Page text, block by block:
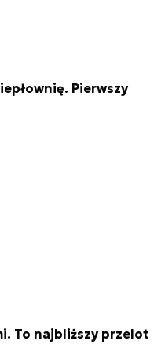
Pierwszy
To najbliższy przelot